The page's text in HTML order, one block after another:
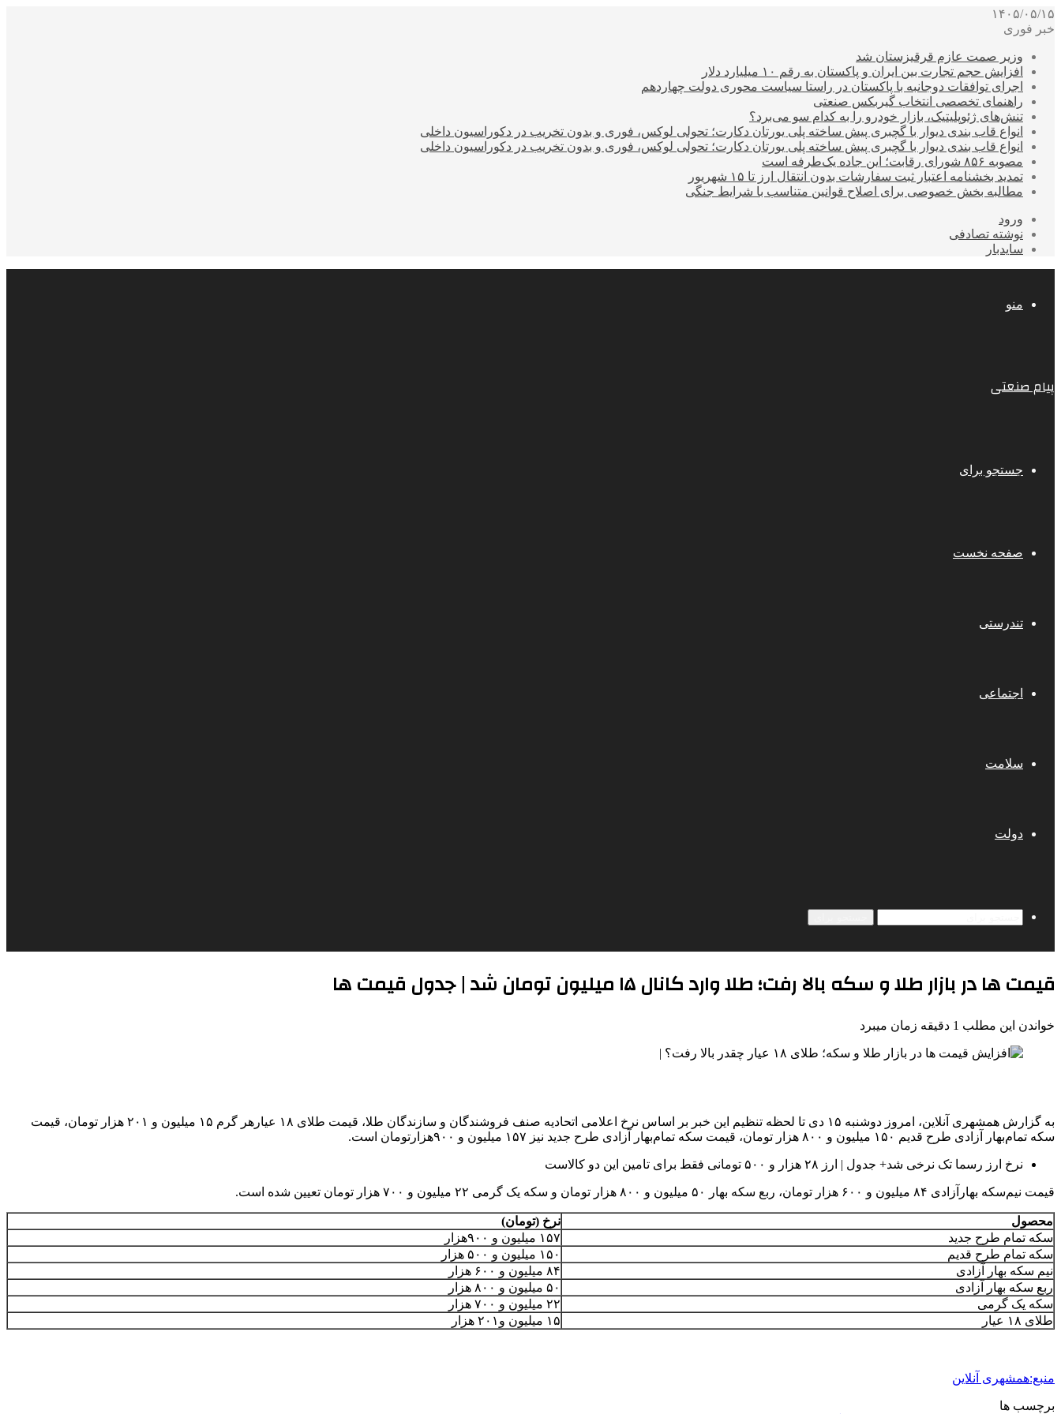
۱۴۰۵/۰۵/۱۵
خبر فوری
وزیر صمت عازم قرقیزستان شد
افزایش حجم تجارت بین ایران و پاکستان به رقم ۱۰ میلیارد دلار
اجرای توافقات دوجانبه با پاکستان در راستا سیاست محوری دولت چهاردهم
راهنمای تخصصی انتخاب گیربکس صنعتی
تنش‌های ژئوپلیتیک، بازار خودرو را به کدام سو می‌برد؟
انواع قاب بندی دیوار با گچبری پیش ساخته پلی یورتان دکارت؛ تحولی لوکس، فوری و بدون تخریب در دکوراسیون داخلی
انواع قاب بندی دیوار با گچبری پیش ساخته پلی یورتان دکارت؛ تحولی لوکس، فوری و بدون تخریب در دکوراسیون داخلی
مصوبه ۸۵۶ شورای رقابت؛ این جاده یک‌طرفه است
تمدید بخشنامه اعتبار ثبت سفارشات بدون انتقال ارز تا ۱۵ شهریور
مطالبه بخش خصوصی برای اصلاح قوانین متناسب با شرایط جنگی
ورود
نوشته تصادفی
سایدبار
منو
پیام صنعتی
جستجو برای
صفحه نخست
تندرستی
اجتماعی
سلامت
دولت
قیمت ها در بازار طلا و سکه بالا رفت؛ طلا وارد کانال ۱۵ میلیون تومان شد | جدول قیمت ها
خواندن این مطلب 1 دقیقه زمان میبرد
به گزارش همشهری آنلاین، امروز دوشنبه ۱۵ دی تا لحظه تنظیم این خبر بر اساس نرخ اعلامی اتحادیه صنف فروشندگان و سازندگان طلا، قیمت طلای ۱۸ عیارهر گرم ۱۵ میلیون و ۲۰۱ هزار تومان، قیمت
سکه تمام‌بهار آزادی طرح قدیم ۱۵۰ میلیون و ۸۰۰ هزار تومان، قیمت سکه تمام‌بهار آزادی طرح جدید نیز ۱۵۷ میلیون و ۹۰۰هزارتومان است.
نرخ ارز رسما تک نرخی شد+ جدول | ارز ۲۸ هزار و ۵۰۰ تومانی فقط برای تامین این دو کالاست
قیمت نیم‌سکه بهارآزادی ۸۴ میلیون و ۶۰۰ هزار تومان، ربع سکه بهار ۵۰ میلیون و ۸۰۰ هزار تومان و سکه یک‌ گرمی ۲۲ میلیون و ۷۰۰ هزار تومان تعیین شده است.
محصول
نرخ (تومان)
سکه تمام طرح جدید
۱۵۷ میلیون و ۹۰۰هزار
سکه تمام طرح قدیم
۱۵۰ میلیون و ۵۰۰ هزار
نیم سکه بهار آزادی
۸۴ میلیون و ۶۰۰ هزار
ربع سکه بهار آزادی
۵۰ میلیون و ۸۰۰ هزار
سکه یک گرمی
۲۲ میلیون و ۷۰۰ هزار
طلای ۱۸ عیار
۱۵ میلیون و۲۰۱ هزار
منبع:همشهری آنلاین
برچسب ها